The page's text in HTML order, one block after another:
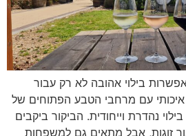
בילוי אהובה לא רק עבור
איכותי עם מרחבי הטבע הפתוחים של
נהדרת וייחודית. הביקור ביקבים
זוגות, אבל מתאים גם למשפחות